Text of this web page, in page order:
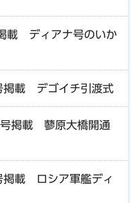
載 ディアナ号のいか
掲載 デゴイチ引渡式
掲載 蓼原大橋開通
載 ロシア軍艦ディ